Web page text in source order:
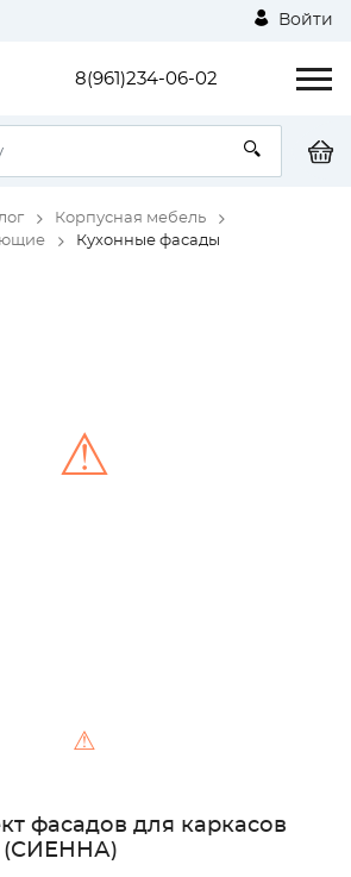
Войти
8(961)234-06-02
Корпусная мебель
Кухонные фасады
⚠
⚠
фасадов для каркасов
(СИЕННА)